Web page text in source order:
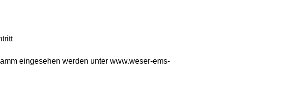
eingesehen werden unter www.weser-ems-